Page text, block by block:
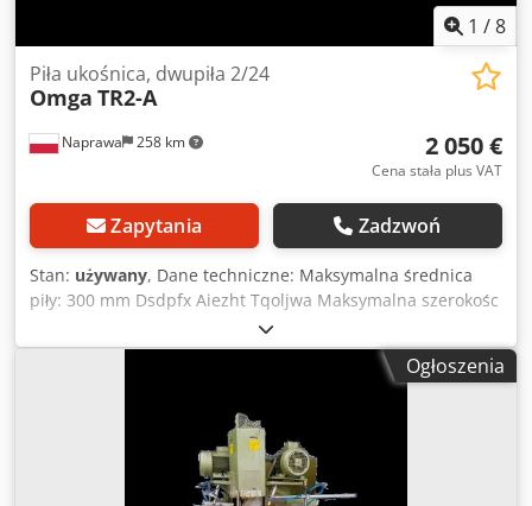
1 /8
Naprawa 258 km
Piła ukośnica, dwupiła 2/24
Omga TR2-A
2 050 €
Cena stała plus VAT
Zapytania Zadzwoń
Stan: używany, Dane techniczne: Maksymalna średnica
piły: 300 mm Dsdpfx Aiezht Tqoljwa Maksymalna szerokośc
cięcia dwiema piłami: 2700 mm Minimalna szerokość cięcia
dwiema piłami: 250 mm Możliwość cięcia pod kątem Moc
silników: 2 x 2,2 kW Zasilanie: 380 V Wymiary: Wysokość:
Ogłoszenia